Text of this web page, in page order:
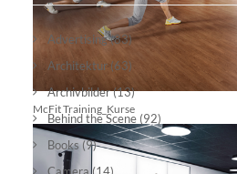
McFit Training_Kurse
Advertising(83)
Architektur(63)
Archivbilder(13)
Behind the Scene (92)
Books(9)